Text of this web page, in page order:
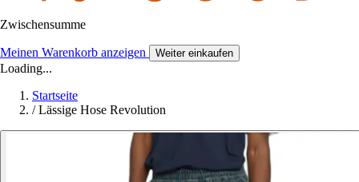
Zwischensumme
Meinen Warenkorb anzeigen Weiter einkaufen
Loading...
Startseite
/ Lässige Hose Revolution